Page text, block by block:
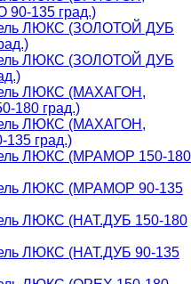
135 град.)
ЛЮКС (ЗОЛОТОЙ ДУБ
ЛЮКС (ЗОЛОТОЙ ДУБ
ЛЮКС (МАХАГОН,
180 град.)
ЛЮКС (МАХАГОН,
град.)
ЛЮКС (МРАМОР 150-180
ЛЮКС (МРАМОР 90-135
ЛЮКС (НАТ.ДУБ 150-180
ЛЮКС (НАТ.ДУБ 90-135